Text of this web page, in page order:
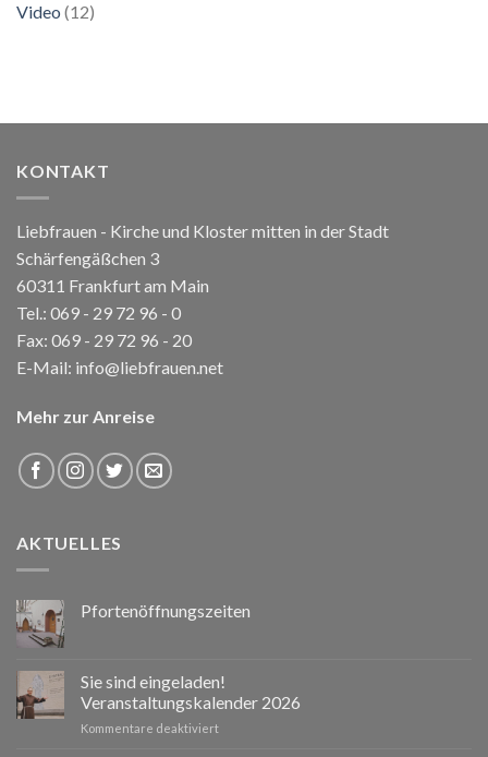
Video (12)
KONTAKT
Liebfrauen - Kirche und Kloster mitten in der Stadt
Schärfengäßchen 3
60311 Frankfurt am Main
Tel.: 069 - 29 72 96 - 0
Fax: 069 - 29 72 96 - 20
E-Mail: info@liebfrauen.net
Mehr zur Anreise
AKTUELLES
Pfortenöffnungszeiten
Sie sind eingeladen!
Veranstaltungskalender 2026
Kommentare deaktiviertfür